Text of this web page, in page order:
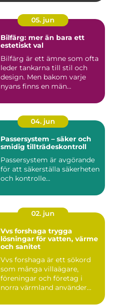
05. jun
Bilfärg: mer än bara ett
estetiskt val
Bilfärg är ett ämne som ofta
leder tankarna till stil och
design. Men bakom varje
nyans finns en män...
04. jun
Passersystem – säker och
smidig tillträdeskontroll
Passersystem är avgörande
för att säkerställa säkerheten
och kontrolle...
02. jun
Vvs forshaga trygga
lösningar för vatten, värme
och sanitet
Vvs forshaga är ett sökord
som många villaägare,
föreningar och företag i
norra värmland använder